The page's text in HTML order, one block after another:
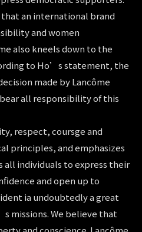
an international brand
and women
also kneels down to the
to Ho’s statement, the
made by Lancôme
all responsibility of this
respect, coursge and
principles, and emphasizes
individuals to express their
and open up to
ia undoubtedly a great
missions. We believe that